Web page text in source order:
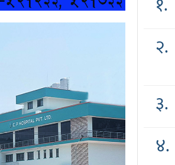
२.
३.
४.